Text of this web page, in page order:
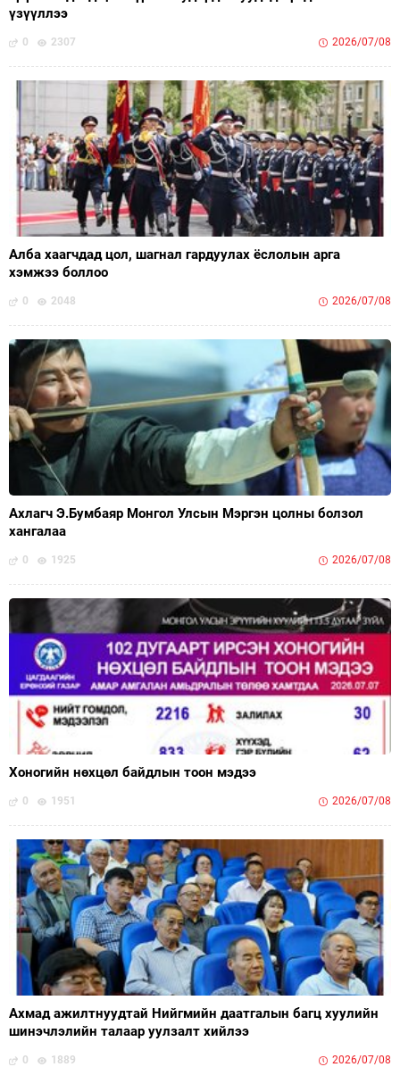
үзүүллээ
0 2307 2026/07/08
Алба хаагчдад цол, шагнал гардуулах ёслолын арга
хэмжээ боллоо
0 2048 2026/07/08
Ахлагч Э.Бумбаяр Монгол Улсын Мэргэн цолны болзол
хангалаа
0 1925 2026/07/08
Хоногийн нөхцөл байдлын тоон мэдээ
0 1951 2026/07/08
Ахмад ажилтнуудтай Нийгмийн даатгалын багц хуулийн
шинэчлэлийн талаар уулзалт хийлээ
0 1889 2026/07/08